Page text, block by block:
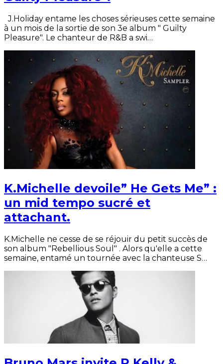
J.Holiday entame les choses sérieuses cette semaine
à un mois de la sortie de son 3e album " Guilty
Pleasure". Le chanteur de R&B a swi…
K.Michelle devoile” He Gets Me” :
un mid tempo sucré et
attachant.
K.Michelle ne cesse de se réjouir du petit succès de
son album "Rebellious Soul" . Alors qu'elle a cette
semaine, entamé un tournée avec la chanteuse S…